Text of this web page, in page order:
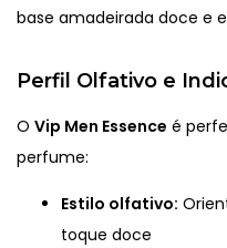
base amadeirada doce e
Perfil Olfativo e
O Vip Men Essence é
perfume:
Estilo olfativo:
toque doce